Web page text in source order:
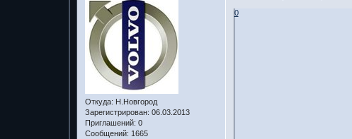
Откуда: Н.Новгород
Зарегистрирован: 06.03.2013
Приглашений: 0
Сообщений: 1665
0